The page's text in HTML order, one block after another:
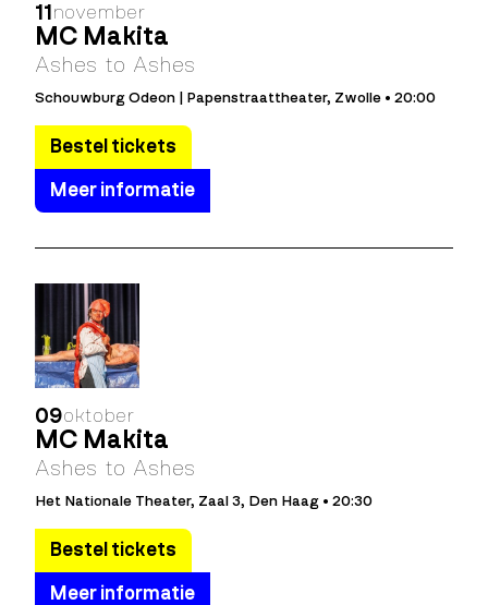
11 november
MC Makita
Ashes to Ashes
Schouwburg Odeon | Papenstraattheater, Zwolle • 20:00
Bestel tickets
Meer informatie
09oktober
MC Makita
Ashes to Ashes
Het Nationale Theater, Zaal 3, Den Haag • 20:30
Bestel tickets
Meer informatie